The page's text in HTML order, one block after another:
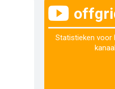
Statistieken voor